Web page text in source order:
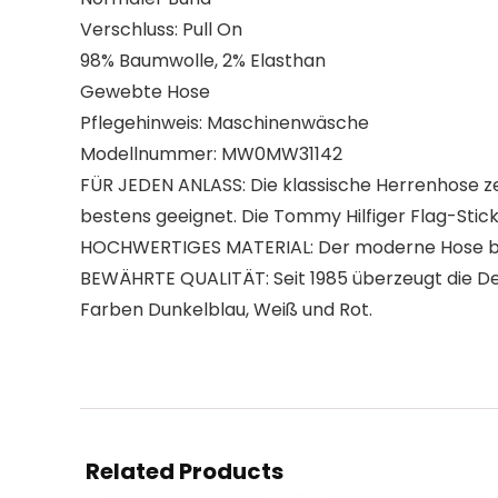
Verschluss: Pull On
98% Baumwolle, 2% Elasthan
Gewebte Hose
Pflegehinweis: Maschinenwäsche
Modellnummer: MW0MW31142
FÜR JEDEN ANLASS: Die klassische
bestens geeignet. Die Tommy Hilfiger Flag-
HOCHWERTIGES MATERIAL: Der moderne
BEWÄHRTE QUALITÄT: Seit 1985 überzeugt
Farben Dunkelblau, Weiß und Rot.
Related Products